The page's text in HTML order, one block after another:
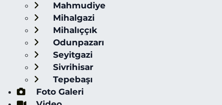
Mahmudiye
Mihalgazi
Mihalıççık
Odunpazarı
Seyitgazi
Sivrihisar
Tepebaşı
Foto Galeri